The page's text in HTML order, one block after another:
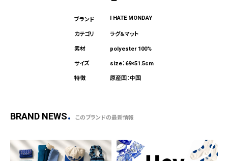
I HATE MONDAY
ラグ＆マット
polyester 100%
size：69×51.5cm
原産国：中国
BRAND NEWS このブランドの最新情報